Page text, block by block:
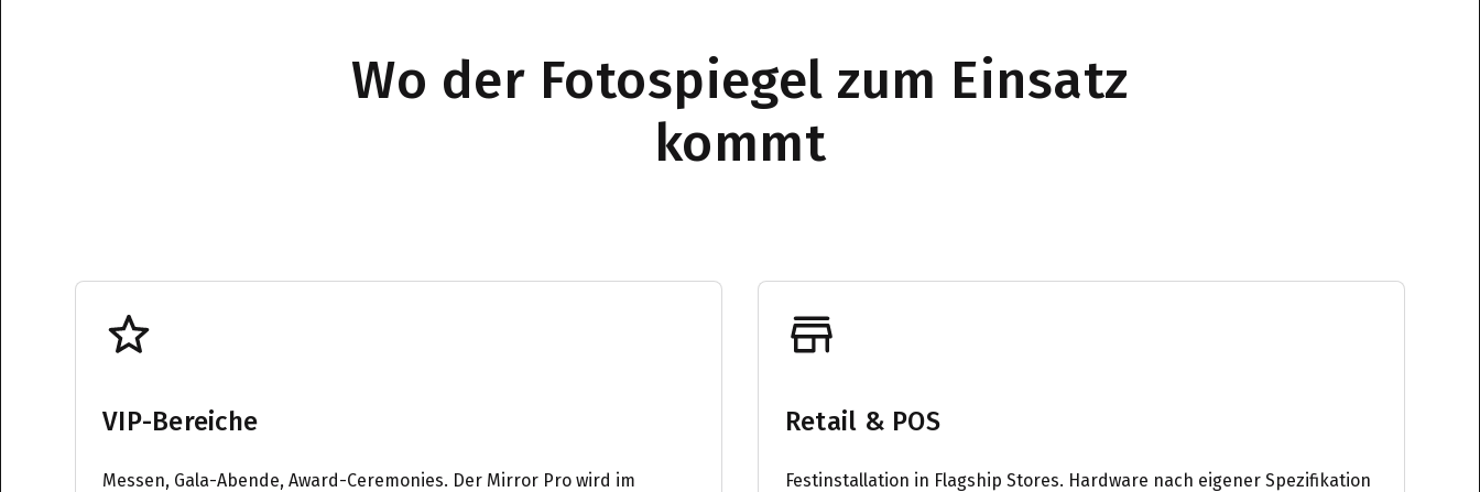
Wo der Fotospiegel zum Einsatz
kommt
VIP-Bereiche
Messen, Gala-Abende, Award-Ceremonies. Der Mirror Pro wird im
Retail & POS
Festinstallation in Flagship Stores. Hardware nach eigener Spezifikation